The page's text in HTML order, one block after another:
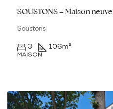
Soustons
3 106m²
MAISON